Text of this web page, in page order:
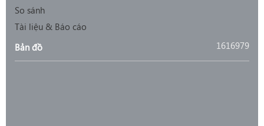
So sánh
Tài liệu & Báo cáo
Bản đồ
1616979